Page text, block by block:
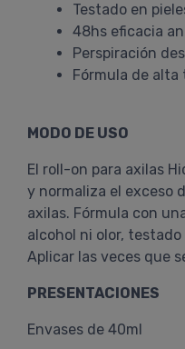
Testado en
48hs eficacia
Perspiración
Fórmula de alta
MODO DE USO
El roll-on para axilas
y normaliza el exceso
axilas. Fórmula con
alcohol ni olor, testado
Aplicar las veces que
PRESENTACIONES
Envases de 40ml